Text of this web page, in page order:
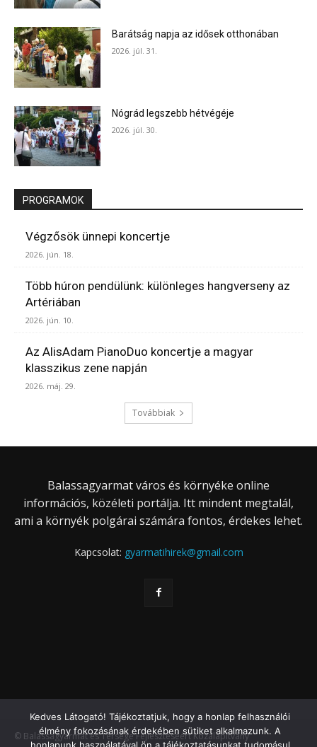
Barátság napja az idősek otthonában
2026. júl. 31.
Nógrád legszebb hétvégéje
2026. júl. 30.
PROGRAMOK
Végzősök ünnepi koncertje
2026. jún. 18.
Több húron pendülünk: különleges hangverseny az
Artériában
2026. jún. 10.
Az AlisAdam PianoDuo koncertje a magyar
klasszikus zene napján
2026. máj. 29.
Továbbiak
Balassagyarmat város és környéke online
információs, közéleti portálja. Itt mindent megtalál,
ami a környék polgárai számára fontos, érdekes lehet.
Kapcsolat: gyarmatihirek@gmail.com
© Balassagyarmat és Térsége Fejlesztéséért Közalapítvány
Kedves Látogató! Tájékoztatjuk, hogy a honlap felhasználói
élmény fokozásának érdekében sütiket alkalmazunk. A